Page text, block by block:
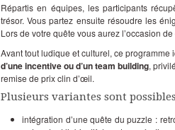
Répartis en équipes, les participants
trésor. Vous partez ensuite résoudre les
Lors de votre quête vous aurez l’occasion
Avant tout ludique et culturel, ce
d’une incentive ou d’un team building,
remise de prix clin d’œil.
Plusieurs variantes sont
intégration d’une quête du puzzle :